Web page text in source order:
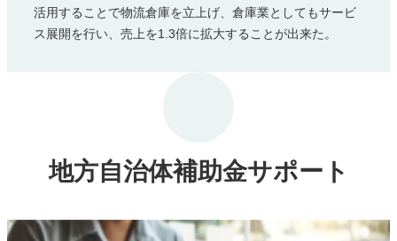
活用することで物流倉庫を立上げ、倉庫業としてもサービ
ス展開を行い、売上を1.3倍に拡大することが出来た。
地方自治体補助金サポート